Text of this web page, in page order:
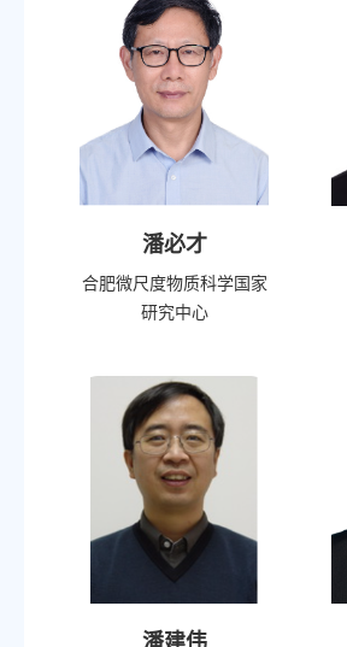
潘必才
合肥微尺度物质科学国家
研究中心